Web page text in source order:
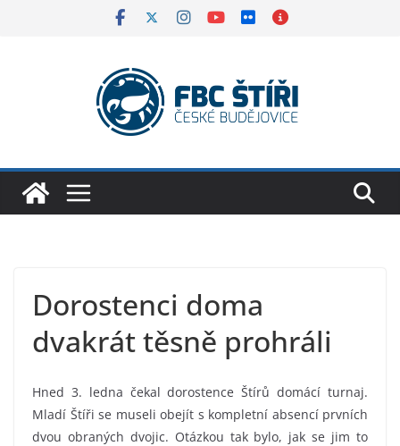
Dorostenci doma
dvakrát těsně prohráli
Hned 3. ledna čekal dorostence Štírů domácí turnaj.
Mladí Štíři se museli obejít s kompletní absencí prvních
dvou obraných dvojic. Otázkou tak bylo, jak se jim to